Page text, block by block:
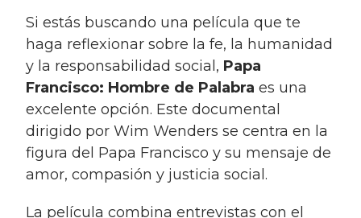
Si estás buscando una película que te
haga reflexionar sobre la fe, la humanidad
y la responsabilidad social, Papa
Francisco: Hombre de Palabra es una
excelente opción. Este documental
dirigido por Wim Wenders se centra en la
figura del Papa Francisco y su mensaje de
amor, compasión y justicia social.
La película combina entrevistas con el